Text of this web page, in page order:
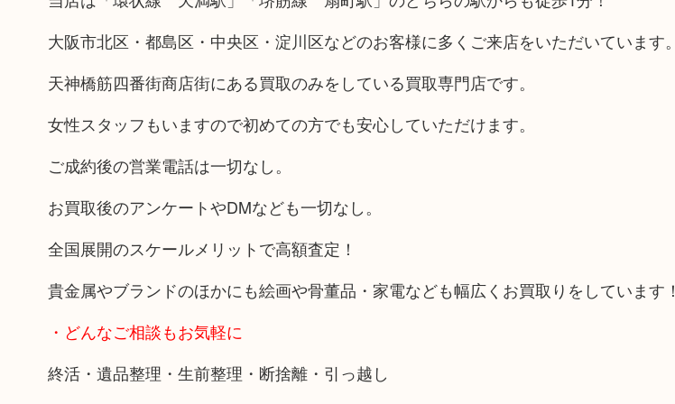
大阪市北区・都島区・中央区・淀川区などのお客様に多くご来店をいただいています。
天神橋筋四番街商店街にある買取のみをしている買取専門店です。
女性スタッフもいますので初めての方でも安心していただけます。
ご成約後の営業電話は一切なし。
お買取後のアンケートやDMなども一切なし。
全国展開のスケールメリットで高額査定！
貴金属やブランドのほかにも絵画や骨董品・家電なども幅広くお買取りをしています！
・どんなご相談もお気軽に
終活・遺品整理・生前整理・断捨離・引っ越し